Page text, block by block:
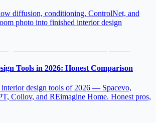
diffusion, conditioning, ControlNet, and
photo into finished interior design
Tools in 2026: Honest Comparison
interior design tools of 2026 — Spacevo,
Collov, and REimagine Home. Honest pros,